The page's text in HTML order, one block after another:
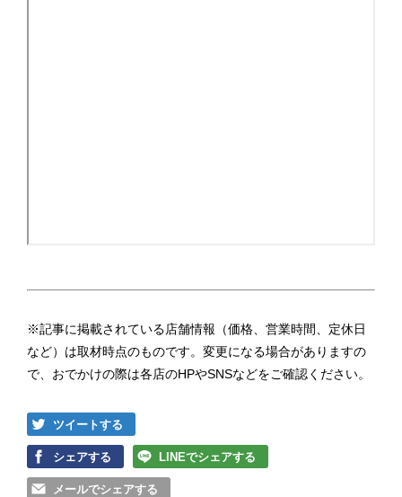
※記事に掲載されている店舗情報（価格、営業時間、定休日
など）は取材時点のものです。変更になる場合がありますの
で、おでかけの際は各店のHPやSNSなどをご確認ください。
ツイートする
シェアする LINEでシェアする
メールでシェアする